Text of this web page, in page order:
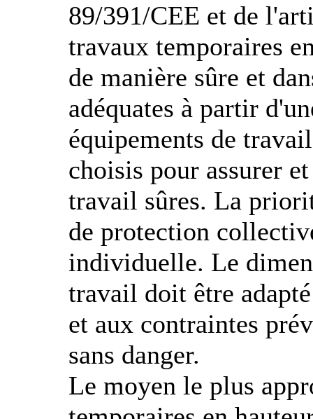
89/391/CEE et de
travaux temporaires
de manière sûre et
adéquates à partir
équipements de
choisis pour assurer
travail sûres. La
de protection
individuelle. Le
travail doit être
et aux contraintes
sans danger.
Le moyen le plus